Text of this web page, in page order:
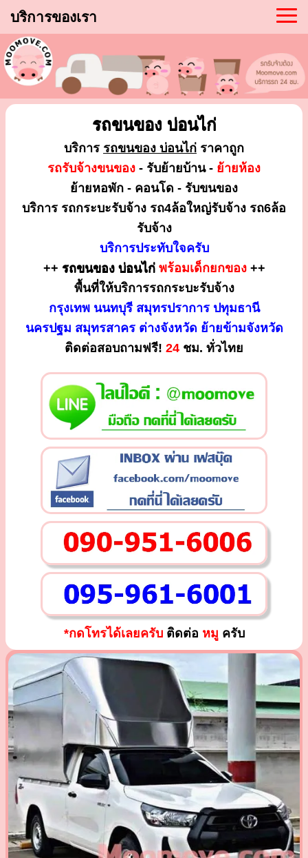
บริการของเรา
รถขนของ บ่อนไก่
บริการ รถขนของ บ่อนไก่ ราคาถูก
รถรับจ้างขนของ - รับย้ายบ้าน - ย้ายห้อง
ย้ายหอพัก - คอนโด - รับขนของ
บริการ รถกระบะรับจ้าง รถ4ล้อใหญ่รับจ้าง รถ6ล้อ
รับจ้าง
บริการประทับใจครับ
++ รถขนของ บ่อนไก่ พร้อมเด็กยกของ++
พื้นที่ให้บริการรถกระบะรับจ้าง
กรุงเทพ นนทบุรี สมุทรปราการ ปทุมธานี
นครปฐม สมุทรสาคร ต่างจังหวัด ย้ายข้ามจังหวัด
ติดต่อสอบถามฟรี! 24 ชม. ทั่วไทย
*กดโทรได้เลยครับติดต่อ หมู ครับ